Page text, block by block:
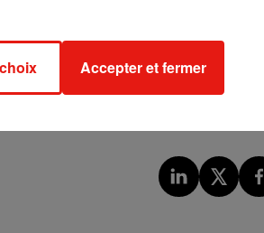
!
le même but : que le village triomphe
!
simple, rendez-vous surloups-garous-en-
Accepter et fermer